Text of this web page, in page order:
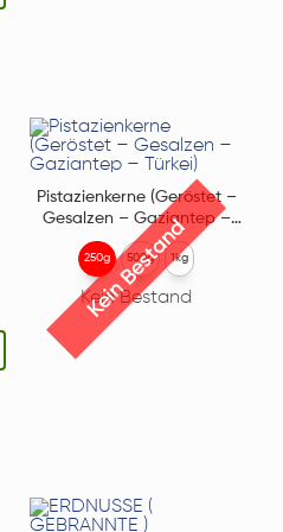
Pistazienkerne (Geröstet –
Gesalzen – Gaziantep –
Türkei)
250g
Kein Bestand
Kein Bestand
500g 1kg